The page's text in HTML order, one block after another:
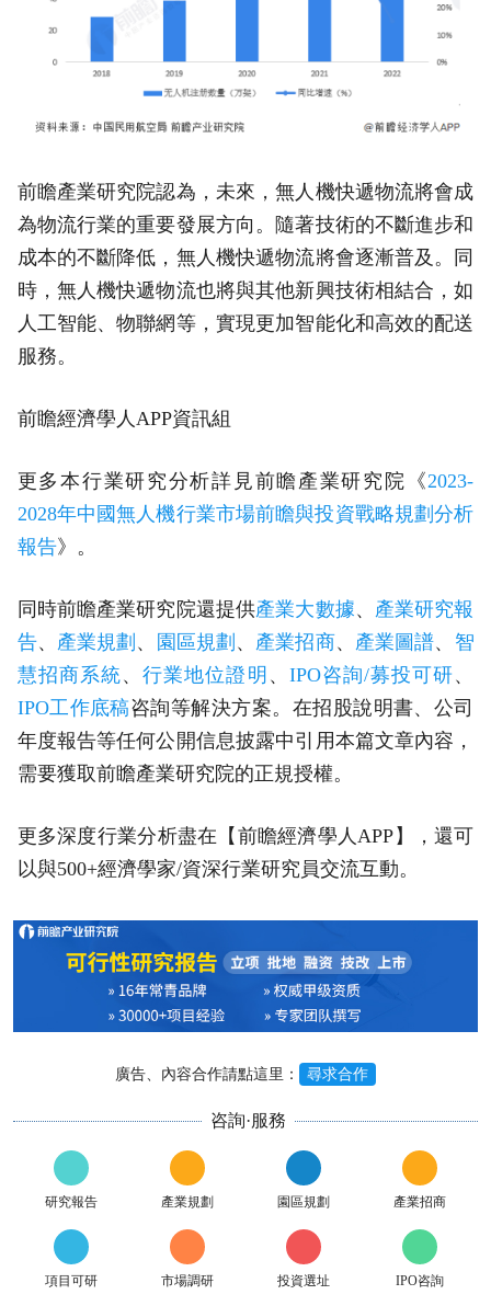
前瞻產業研究院認為，未來，無人機快遞物流將會成
為物流行業的重要發展方向。隨著技術的不斷進步和
成本的不斷降低，無人機快遞物流將會逐漸普及。同
時，無人機快遞物流也將與其他新興技術相結合，如
人工智能、物聯網等，實現更加智能化和高效的配送
服務。
前瞻經濟學人APP資訊組
更多本行業研究分析詳見前瞻產業研究院《2023-
2028年中國無人機行業市場前瞻與投資戰略規劃分析
報告》。
同時前瞻產業研究院還提供產業大數據、 產業研究報
告、 產業規劃 、 園區規劃 、 產業招商、 產業圖譜、 智
慧招商系統、行業地位證明 、 IPO咨詢/募投可研、
IPO工作底稿咨詢等解決方案。在招股說明書、公司
年度報告等任何公開信息披露中引用本篇文章內容，
需要獲取前瞻產業研究院的正規授權。
更多深度行業分析盡在【前瞻經濟學人APP】，還可
以與500+經濟學家/資深行業研究員交流互動。
廣告、內容合作請點這里： 尋求合作
咨詢·服務
研究報告 產業規劃 園區規劃 產業招商
項目可研 市場調研 投資選址 IPO咨詢